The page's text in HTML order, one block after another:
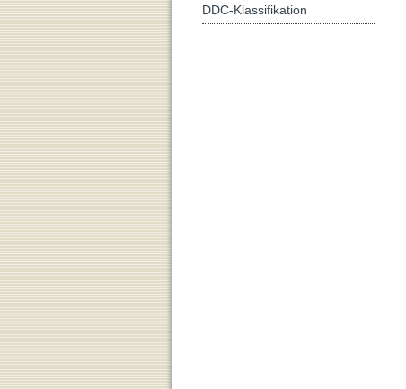
DDC-Klassifikation